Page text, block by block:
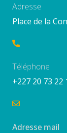
Adresse
Place de la
Téléphone
+227 20 73 22
Adresse mail